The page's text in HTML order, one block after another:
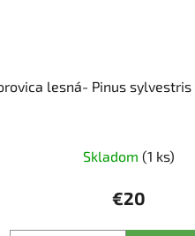
lesná- Pinus sylvestris
Skladom (1 ks)
€20